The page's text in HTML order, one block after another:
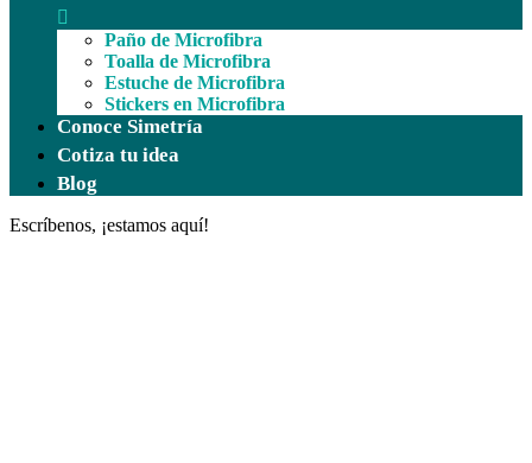
Paño de Microfibra
Toalla de Microfibra
Estuche de Microfibra
Stickers en Microfibra
Conoce Simetría
Cotiza tu idea
Blog
Escríbenos, ¡estamos aquí!